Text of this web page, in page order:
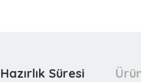
Hazırlık Süresi